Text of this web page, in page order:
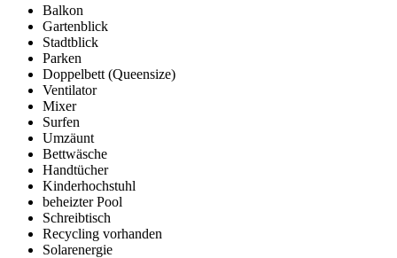
Balkon
Gartenblick
Stadtblick
Parken
Doppelbett (Queensize)
Ventilator
Mixer
Surfen
Umzäunt
Bettwäsche
Handtücher
Kinderhochstuhl
beheizter Pool
Schreibtisch
Recycling vorhanden
Solarenergie